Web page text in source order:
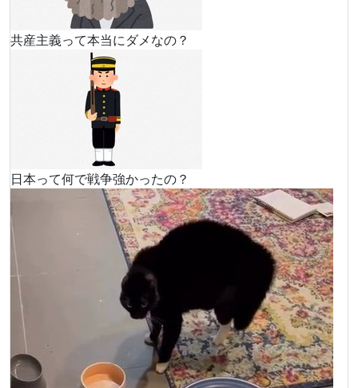
共産主義って本当にダメなの？
日本って何で戦争強かったの？